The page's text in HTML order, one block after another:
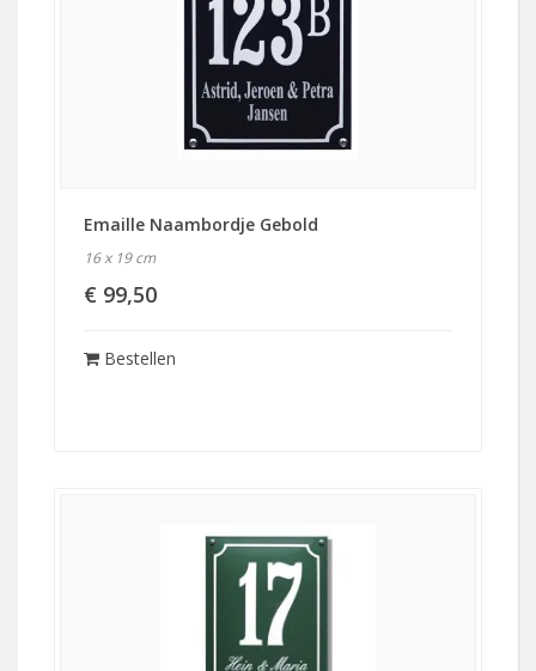
Emaille Naambordje Gebold
16 x 19 cm
€ 99,50
Bestellen